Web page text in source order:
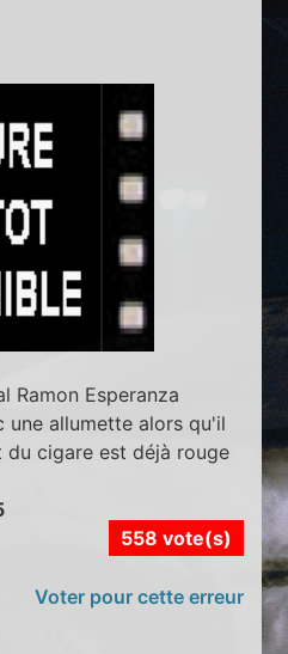
Ramon Esperanza
une allumette alors qu'il
cigare est déjà rouge
558 vote(s)
Voter pour cette erreur